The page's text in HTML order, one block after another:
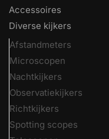
Accessoires
Diverse kijkers
Afstandmeters
Microscopen
Nachtkijkers
Observatiekijkers
Richtkijkers
Spotting scopes